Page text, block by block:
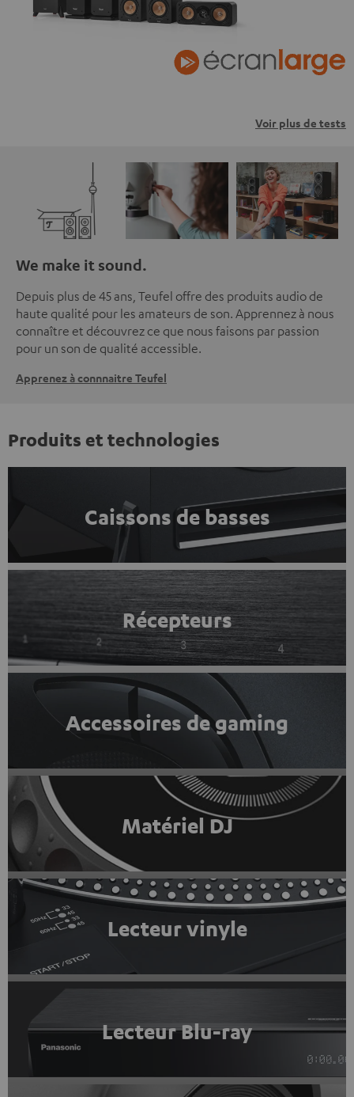
Voir plus de tests
We make it sound.
Depuis plus de 45 ans, Teufel offre des produits audio de
haute qualité pour les amateurs de son. Apprennez à nous
connaître et découvrez ce que nous faisons par passion
pour un son de qualité accessible.
Apprenez à connnaitre Teufel
Produits et technologies
Caissons de basses
Récepteurs
Accessoires de gaming
Matériel DJ
Lecteur vinyle
Lecteur Blu-ray